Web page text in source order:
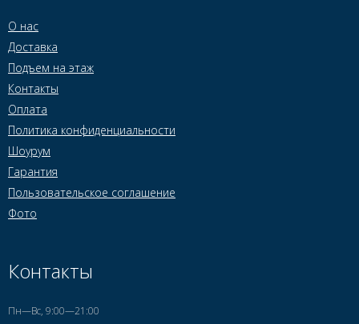
О нас
Доставка
Подъем на этаж
Контакты
Оплата
Политика конфиденциальности
Шоурум
Гарантия
Пользовательское соглашение
Фото
Контакты
Пн—Вс, 9:00—21:00